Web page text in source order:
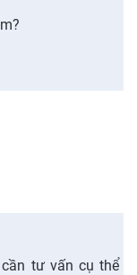
tư vấn cụ thể